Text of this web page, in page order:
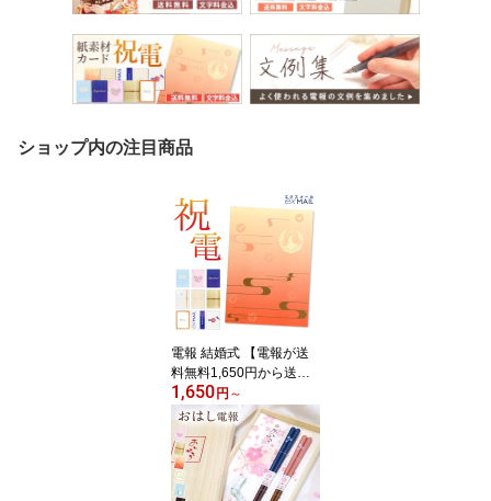
ショップ内の注目商品
電報 結婚式 【電報が送
料無料1,650円から送れ
る！】｢電報屋のエクス
メール｣のお祝い・一般
電報（紙素材カード台
紙）祝電 結婚式 文例 例
文 メッセージ 結婚祝い
誕生日 プレゼント 敬老
1,650円 ～